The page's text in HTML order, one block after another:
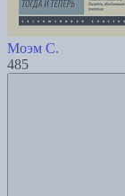
Моэм С.
485